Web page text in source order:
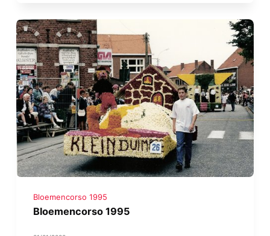
Bloemencorso 1995
Bloemencorso 1995